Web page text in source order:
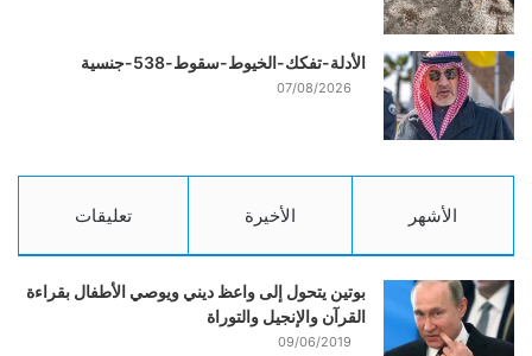
الأدلة-تفكك-الخيوط-سقوط-538-جنسية
07/08/2026
الأشهر الأخيرة تعليقات
بوتين يتحول إلى واعظ ديني ويوصي الأطفال بقراءة
القرآن والإنجيل والتوراة
09/06/2019